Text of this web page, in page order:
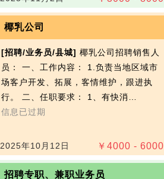
椰乳公司
[招聘/业务员/县城] 椰乳公司招聘销售人
员： 一、工作内容： 1.负责当地区域市
场客户开发、拓展，客情维护，跟进执
行。 二、任职要求： 1、有快消…
信息已过期
￥ 4000 - 6000
2025年10月12日
招聘专职、兼职业务员